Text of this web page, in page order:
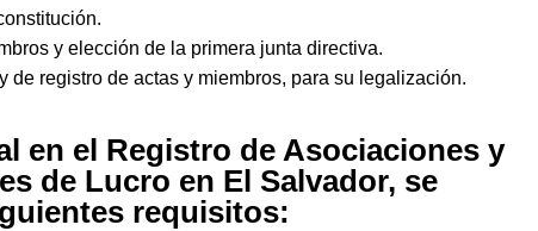
y elección de la primera junta directiva.
de registro de actas y miembros, para su legalización.
en el Registro de Asociaciones y
de Lucro en El Salvador, se
requisitos: